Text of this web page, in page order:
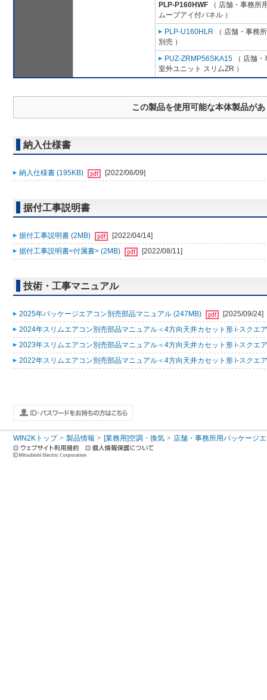
PLP-P160HWF （ 店舗・事務所
ムーブアイ付パネル ）
PLP-U160HLR （ 店舗・事務
別売 ）
PUZ-ZRMP56SKA15 （ 店舗
室外ユニット スリムZR ）
この製品を使用可能な本体製品が
納入仕様書
納入仕様書 (195KB) [2022/06/09]
据付工事説明書
据付工事説明書 (2MB)
[2022/04/14]
据付工事説明書<付属書> (2MB)
[2022/08/11]
技術・工事マニュアル
2025年パッケージエアコン別売部品マニュアル (247MB)
[2025/09/24]
2024年スリムエアコン別売部品マニュアル＜4方向天井カセット形 i-スクエ
2023年スリムエアコン別売部品マニュアル＜4方向天井カセット形 i-スクエ
2022年スリムエアコン別売部品マニュアル＜4方向天井カセット形 i-スクエ
WIN2Kトップ 製品情報 [業務用]空調・換気 店舗・事務所用パッケージ